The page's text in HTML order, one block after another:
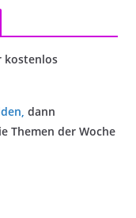
kostenlos
, dann
Themen der Woche